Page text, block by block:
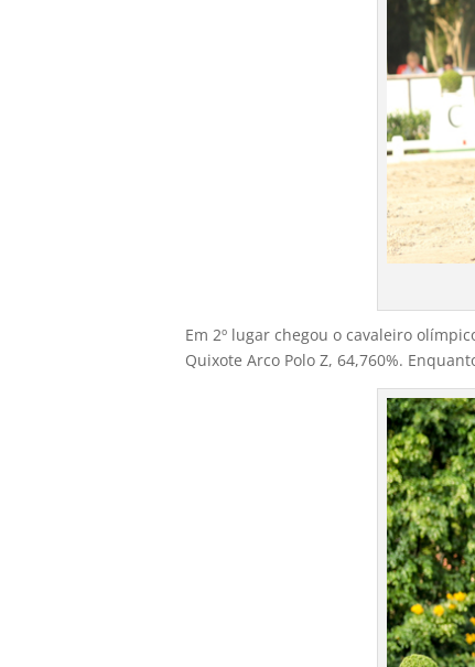
Em 2º lugar chegou o cavaleiro
Quixote Arco Polo Z, 64,760%.